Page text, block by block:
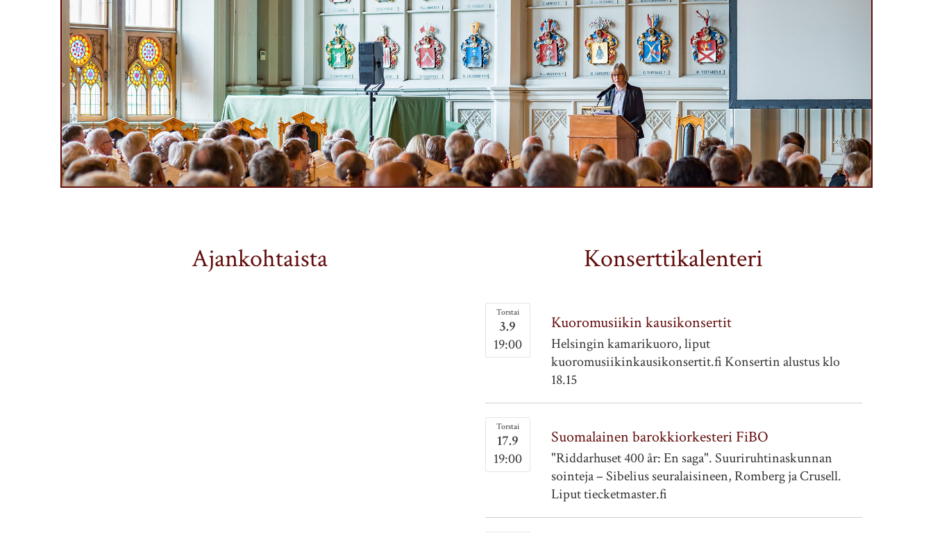
Ajankohtaista Konserttikalenteri
Torstai
3.9
19:00
Kuoromusiikin kausikonsertit
Helsingin kamarikuoro, liput
kuoromusiikinkausikonsertit.fi Konsertin alustus klo
18.15
Torstai
17.9
19:00
Suomalainen barokkiorkesteri FiBO
"Riddarhuset 400 år: En saga". Suuriruhtinaskunnan
sointeja – Sibelius seuralaisineen, Romberg ja Crusell.
Liput tiecketmaster.fi